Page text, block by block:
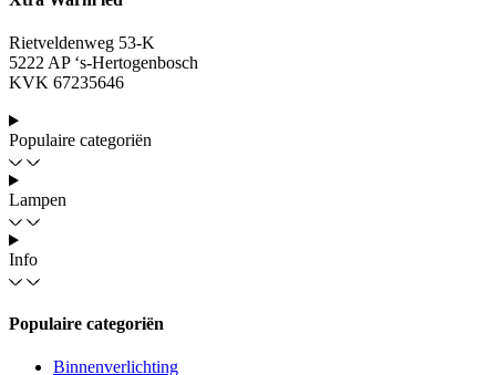
Rietveldenweg 53-K
5222 AP ‘s-Hertogenbosch
KVK 67235646
Populaire categoriën
Lampen
Info
Populaire categoriën
Binnenverlichting